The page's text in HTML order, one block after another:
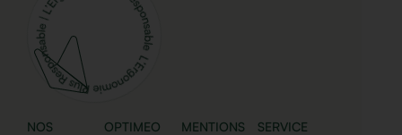
NOS
OPTIMEO
MENTIONS
SERVICE